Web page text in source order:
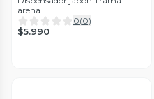
arena
0(0)
$5.990